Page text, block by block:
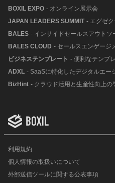
BOXIL EXPO - オンライン展示会
JAPAN LEADERS SUMMIT - エグゼ
BALES - インサイドセールスアウトソ
BALES CLOUD - セールスエンゲージ
ビジネステンプレート - 便利なテンプ
ADXL - SaaSに特化したデジタルエー
BizHint - クラウド活用と生産性向上の
利用規約
個人情報の取扱いについて
外部送信ツールに関する公表事項